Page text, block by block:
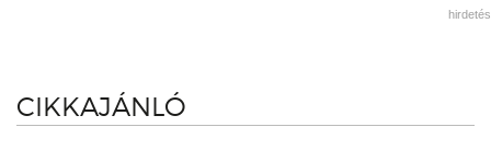
hirdetés
CIKKAJÁNLÓ